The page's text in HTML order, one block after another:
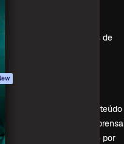
Tendências de
Vender conteúdo
Sala de imprensa
Procurando por